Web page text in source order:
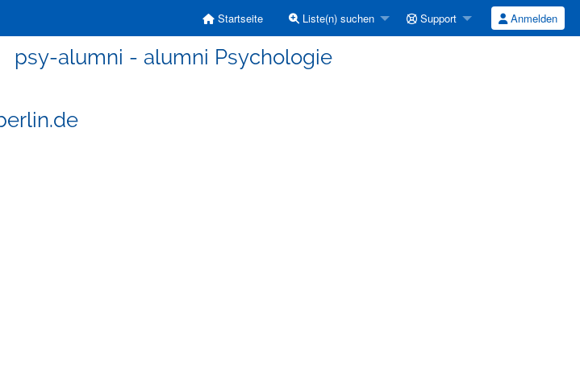
Startseite Liste(n) suchen Support Anmelden
psy-alumni - alumni Psychologie